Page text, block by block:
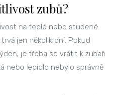
zubů?
na teplé nebo studené
jen několik dní. Pokud
je třeba se vrátit k zubaři
nebo lepidlo nebylo správně